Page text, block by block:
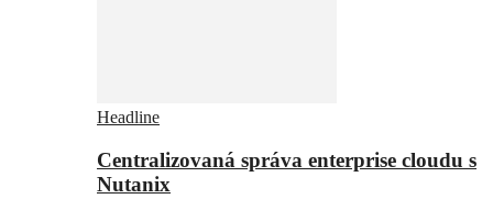
Headline
Centralizovaná správa enterprise cloudu s
Nutanix